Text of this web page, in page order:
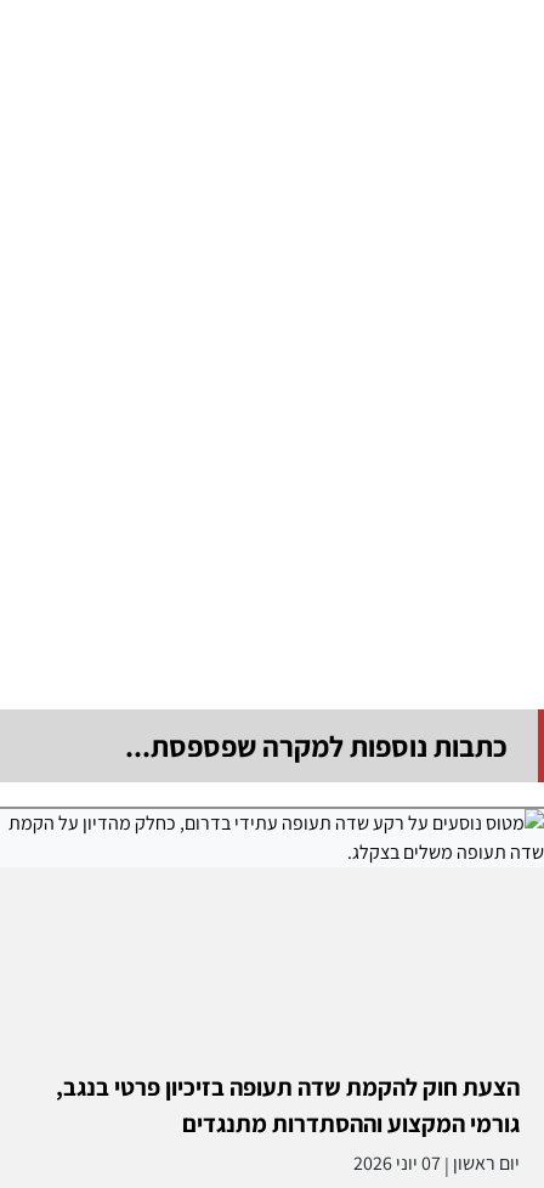
כתבות נוספות למקרה שפספסת...
הצעת חוק להקמת שדה תעופה בזיכיון פרטי בנגב,
גורמי המקצוע וההסתדרות מתנגדים
יום ראשון |07 יוני 2026